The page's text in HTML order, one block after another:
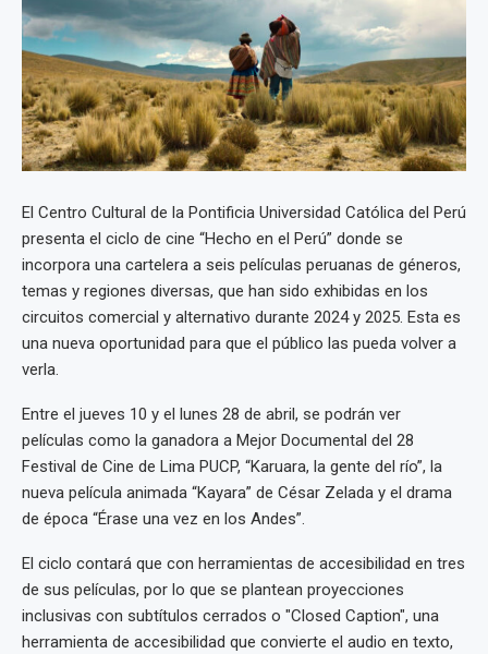
El Centro Cultural de la Pontificia Universidad Católica del Perú
presenta el ciclo de cine “Hecho en el Perú” donde se
incorpora una cartelera a seis películas peruanas de géneros,
temas y regiones diversas, que han sido exhibidas en los
circuitos comercial y alternativo durante 2024 y 2025. Esta es
una nueva oportunidad para que el público las pueda volver a
verla.
Entre el jueves 10 y el lunes 28 de abril, se podrán ver
películas como la ganadora a Mejor Documental del 28
Festival de Cine de Lima PUCP, “Karuara, la gente del río”, la
nueva película animada “Kayara” de César Zelada y el drama
de época “Érase una vez en los Andes”.
El ciclo contará que con herramientas de accesibilidad en tres
de sus películas, por lo que se plantean proyecciones
inclusivas con subtítulos cerrados o "Closed Caption", una
herramienta de accesibilidad que convierte el audio en texto,